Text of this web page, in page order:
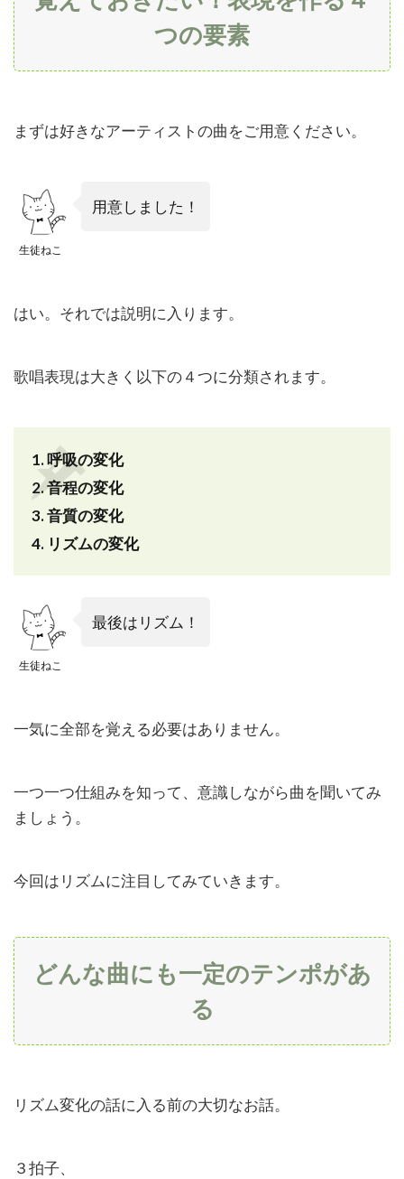
表現
つの
ど
曲
に
も
一
テ
が
あ
リ
ズ
ム
の
変
は
イ
ミ
ン
グ
か
パタ
ーン
とず
らす
ーン
２・
せる
を乗
3.3
つの要素
まずは好きなアーティストの曲をご用意ください。
生徒ねこ
用意しました！
はい。それでは説明に入ります。
歌唱表現は大きく以下の４つに分類されます。
1. 呼吸の変化
2. 音程の変化
3. 音質の変化
4. リズムの変化
生徒ねこ
最後はリズム！
一気に全部を覚える必要はありません。
一つ一つ仕組みを知って、意識しながら曲を聞いてみ
ましょう。
今回はリズムに注目してみていきます。
どんな曲にも一定のテンポがあ
る
リズム変化の話に入る前の大切なお話。
３拍子、